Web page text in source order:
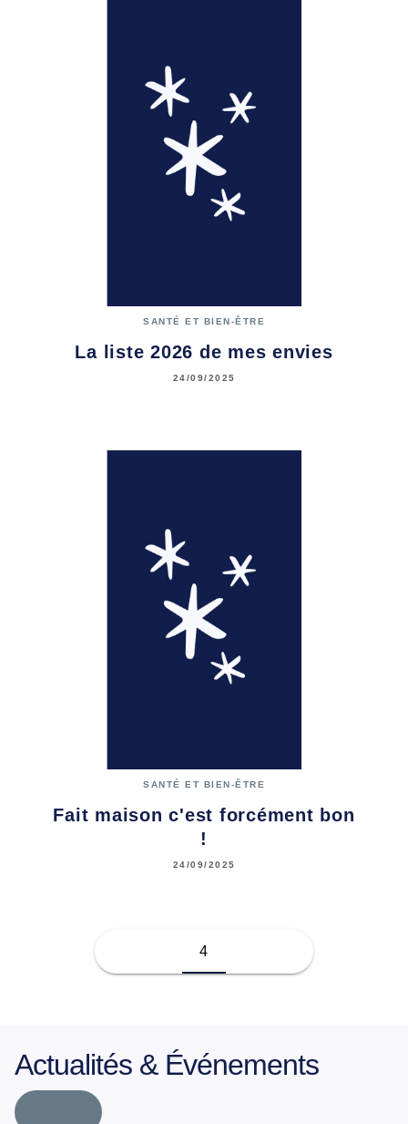
SANTÉ ET BIEN-ÊTRE
La liste 2026 de mes envies
24/09/2025
SANTÉ ET BIEN-ÊTRE
Fait maison c'est forcément bon
!
24/09/2025
4
Actualités & Événements